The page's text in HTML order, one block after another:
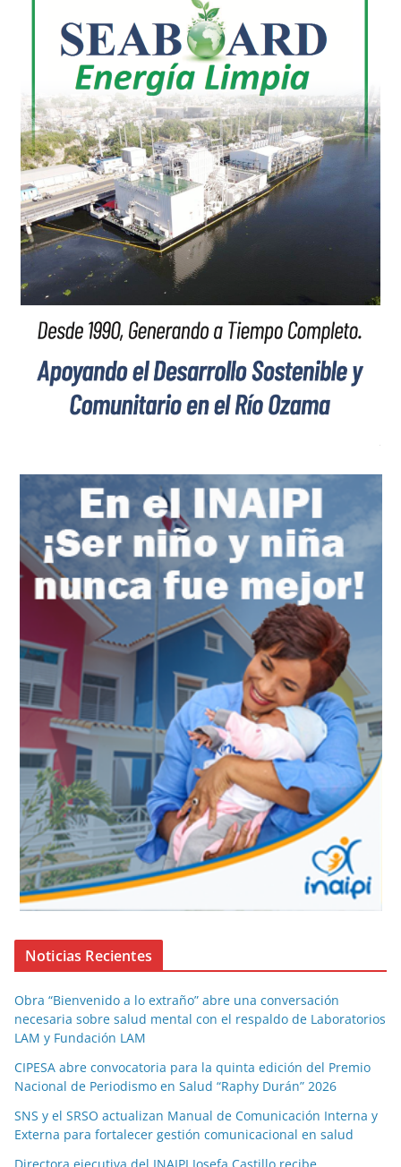
Noticias Recientes
Obra “Bienvenido a lo extraño” abre una conversación
necesaria sobre salud mental con el respaldo de Laboratorios
LAM y Fundación LAM
CIPESA abre convocatoria para la quinta edición del Premio
Nacional de Periodismo en Salud “Raphy Durán” 2026
SNS y el SRSO actualizan Manual de Comunicación Interna y
Externa para fortalecer gestión comunicacional en salud